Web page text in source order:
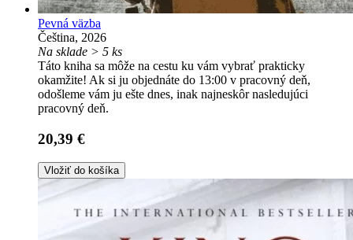
Pevná väzba
Čeština, 2026
Na sklade > 5 ks
Táto kniha sa môže na cestu ku vám vybrať prakticky
okamžite! Ak si ju objednáte do 13:00 v pracovný deň,
odošleme vám ju ešte dnes, inak najneskôr nasledujúci
pracovný deň.
20,39 €
Vložiť do košíka